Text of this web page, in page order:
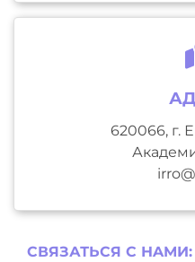
620066, г.
СВЯЗАТЬСЯ С НAМИ: